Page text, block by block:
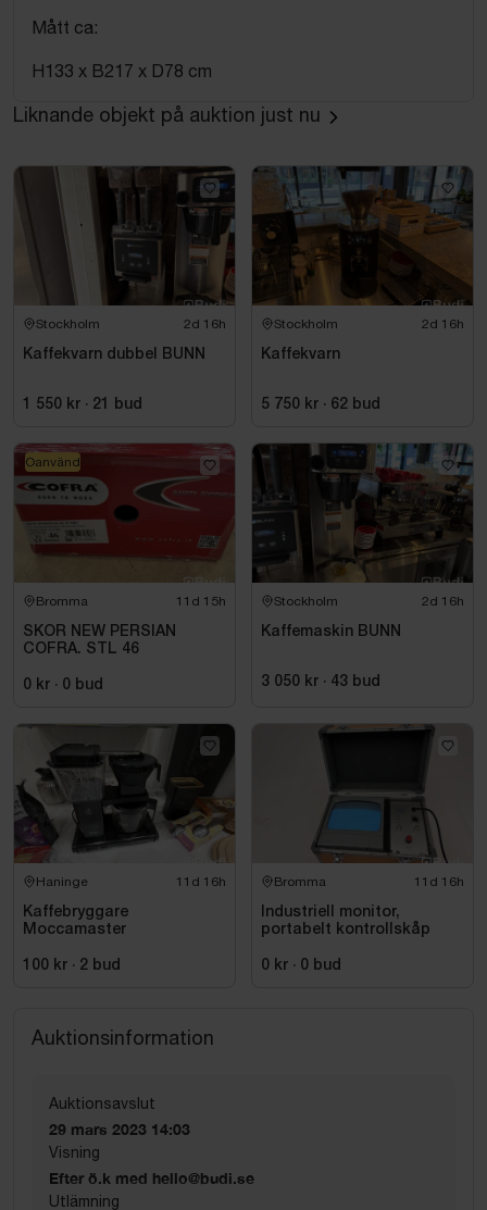
Mått ca:
H133 x B217 x D78 cm
Liknande objekt på auktion just nu
Stockholm 2d 16h
Kaffekvarn dubbel BUNN
1 550 kr · 21 bud
Stockholm 2d 16h
Kaffekvarn
5 750 kr · 62 bud
Bromma 11d 15h
SKOR NEW PERSIAN
COFRA. STL 46
0 kr · 0 bud
Oanvänd
Stockholm 2d 16h
Kaffemaskin BUNN
3 050 kr · 43 bud
Haninge 11d 16h
Kaffebryggare
Moccamaster
100 kr · 2 bud
Bromma 11d 16h
Industriell monitor,
portabelt kontrollskåp
0 kr · 0 bud
Auktionsinformation
Auktionsavslut
29 mars 2023 14:03
Visning
Efter ö.k med hello@budi.se
Utlämning